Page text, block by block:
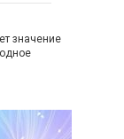
значение